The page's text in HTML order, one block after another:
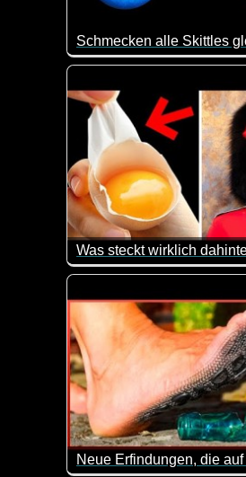
Es ist doch immer wieder
Hier kannst du mal